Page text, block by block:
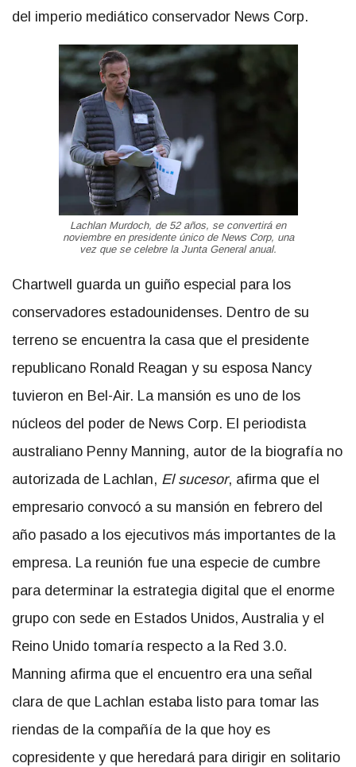
del imperio mediático conservador News Corp.
Lachlan Murdoch, de 52 años, se convertirá en
noviembre en presidente único de News Corp, una
vez que se celebre la Junta General anual.
Chartwell guarda un guiño especial para los
conservadores estadounidenses. Dentro de su
terreno se encuentra la casa que el presidente
republicano Ronald Reagan y su esposa Nancy
tuvieron en Bel-Air. La mansión es uno de los
núcleos del poder de News Corp. El periodista
australiano Penny Manning, autor de la biografía no
autorizada de Lachlan, El sucesor, afirma que el
empresario convocó a su mansión en febrero del
año pasado a los ejecutivos más importantes de la
empresa. La reunión fue una especie de cumbre
para determinar la estrategia digital que el enorme
grupo con sede en Estados Unidos, Australia y el
Reino Unido tomaría respecto a la Red 3.0.
Manning afirma que el encuentro era una señal
clara de que Lachlan estaba listo para tomar las
riendas de la compañía de la que hoy es
copresidente y que heredará para dirigir en solitario